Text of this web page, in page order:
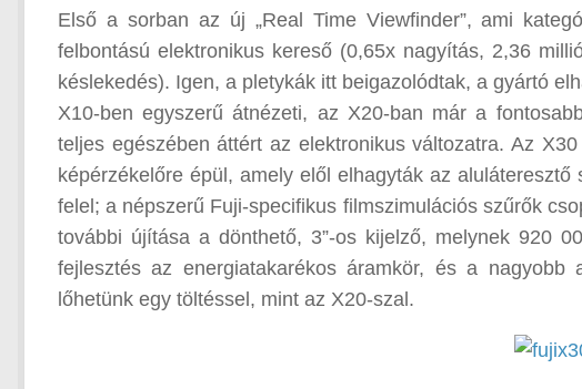
Első a sorban az új „Real Time Viewfinder”, ami
felbontású elektronikus kereső (0,65x nagyítás, 2,36
késlekedés). Igen, a pletykák itt beigazolódtak, a gyártó
X10-ben egyszerű átnézeti, az X20-ban már a
teljes egészében áttért az elektronikus változatra. Az
képérzékelőre épül, amely elől elhagyták az
felel; a népszerű Fuji-specifikus filmszimulációs szűrők
további újítása a dönthető, 3”-os kijelző, melynek 920
fejlesztés az energiatakarékos áramkör, és a
lőhetünk egy töltéssel, mint az X20-szal.